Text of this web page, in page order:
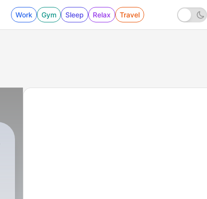
Work Gym Sleep Relax Travel